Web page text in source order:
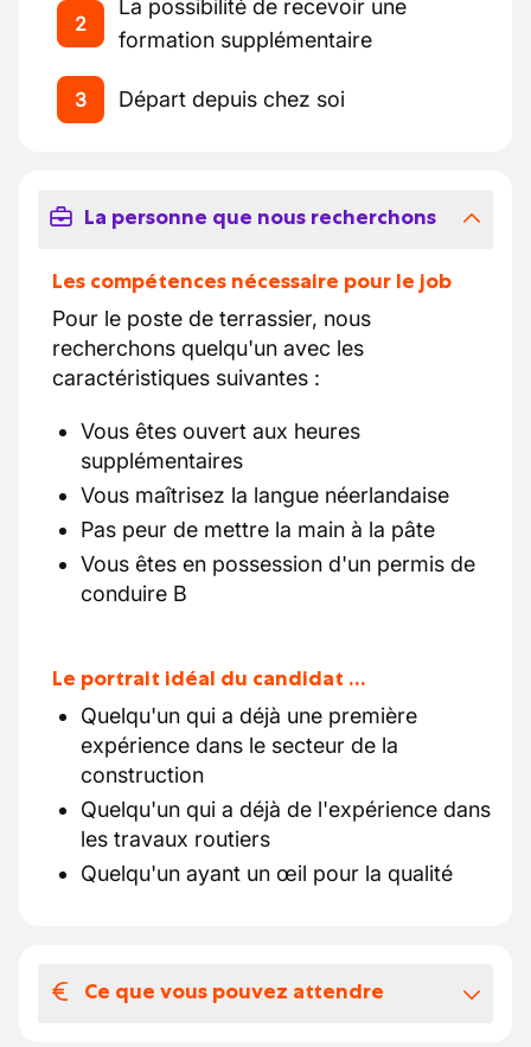
2
La possibilité de recevoir une
formation supplémentaire
3 Départ depuis chez soi
La personne que nous recherchons
Les compétences nécessaire pour le job
Pour le poste de terrassier, nous
recherchons quelqu'un avec les
caractéristiques suivantes :
Vous êtes ouvert aux heures
supplémentaires
Vous maîtrisez la langue néerlandaise
Pas peur de mettre la main à la pâte
Vous êtes en possession d'un permis de
conduire B
Le portrait idéal du candidat …
Quelqu'un qui a déjà une première
expérience dans le secteur de la
construction
Quelqu'un qui a déjà de l'expérience dans
les travaux routiers
Quelqu'un ayant un œil pour la qualité
Ce que vous pouvez attendre